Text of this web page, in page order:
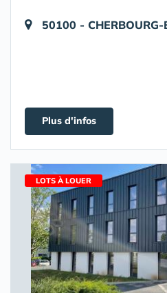
50100 - CHERBOURG-
Plus d'infos
LOTS À LOUER